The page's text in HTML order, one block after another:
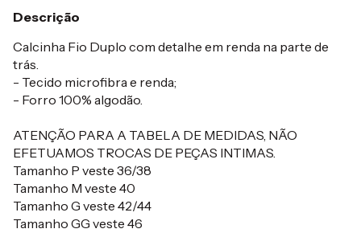
Descrição
Calcinha Fio Duplo com detalhe em renda na parte de
trás.
- Tecido microfibra e renda;
- Forro 100% algodão.
ATENÇÃO PARA A TABELA DE MEDIDAS, NÃO
EFETUAMOS TROCAS DE PEÇAS INTIMAS.
Tamanho P veste 36/38
Tamanho M veste 40
Tamanho G veste 42/44
Tamanho GG veste 46